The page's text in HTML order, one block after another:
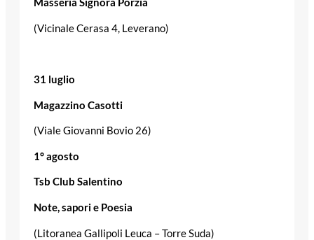
Masseria Signora Porzia
(Vicinale Cerasa 4, Leverano)
31 luglio
Magazzino Casotti
(Viale Giovanni Bovio 26)
1° agosto
Tsb Club Salentino
Note, sapori e Poesia
(Litoranea Gallipoli Leuca – Torre Suda)